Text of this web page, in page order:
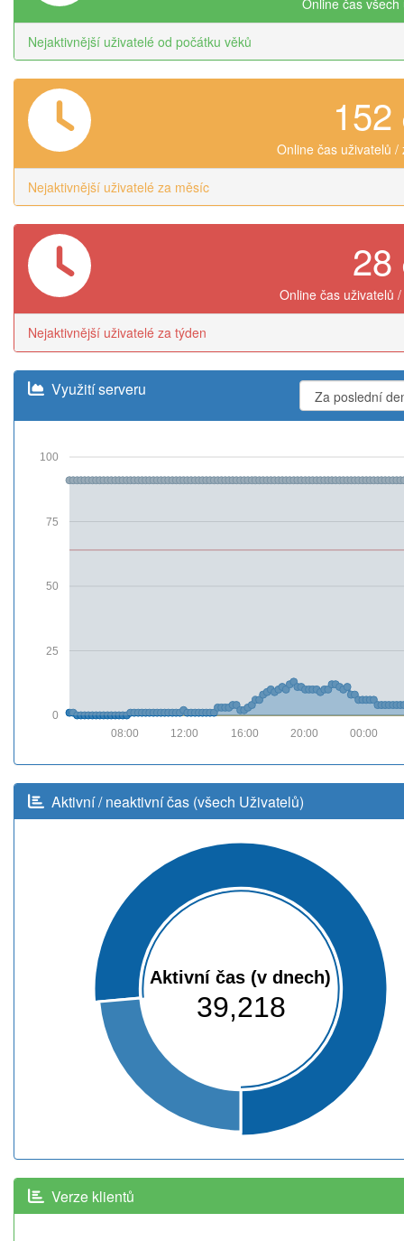
Nejaktivnější uživatelé od počátku věků
152
Online čas uživatelů /
Nejaktivnější uživatelé za měsíc
28
Online čas uživatelů
Nejaktivnější uživatelé za týden
Využití serveru
0
25
50
75
100
00:00
20:00
16:00
12:00
08:00
Aktivní / neaktivní čas (všech Uživatelů)
Aktivní čas (v dnech)
39,218
Verze klientů